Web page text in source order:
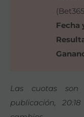
Fecha
Las cuotas
publicación,